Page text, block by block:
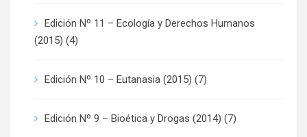
Edición Nº 11 – Ecología y Derechos Humanos
(2015) (4)
Edición Nº 10 – Eutanasia (2015) (7)
Edición Nº 9 – Bioética y Drogas (2014) (7)